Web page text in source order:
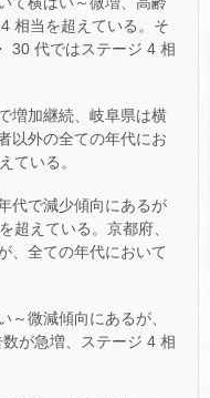
相当を超えている。そ
30 代ではステージ 4 相
増加継続、岐阜県は横
以外の全ての年代にお
ている。
代で減少傾向にあるが
超えている。京都府、
、全ての年代において
～微減傾向にあるが、
が急増、ステージ 4 相